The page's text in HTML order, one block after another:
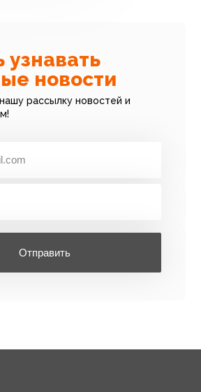
новости
рассылку новостей и
Отправить